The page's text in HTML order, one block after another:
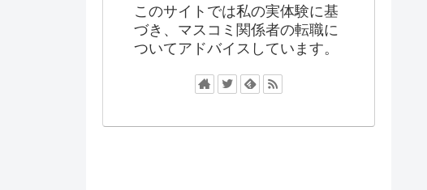
このサイトでは私の実体験に基
づき、マスコミ関係者の転職に
ついてアドバイスしています。